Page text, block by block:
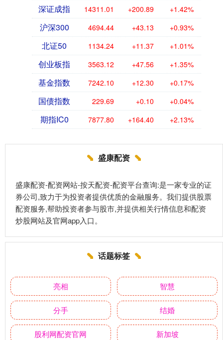
深证成指 14311.01 +200.89 +1.42%
沪深300 4694.44 +43.13 +0.93%
北证50 1134.24 +11.37 +1.01%
创业板指 3563.12 +47.56 +1.35%
基金指数 7242.10 +12.30 +0.17%
国债指数 229.69 +0.10 +0.04%
期指IC0 7877.80 +164.40 +2.13%
盛康配资
盛康配资-配资网站-按天配资-配资平台查询:是一家专业的证
券公司,致力于为投资者提供优质的金融服务。我们提供股票
配资服务,帮助投资者参与股市,并提供相关行情信息和配资
炒股网站及官网app入口。
话题标签
亮相 智慧
分手 结婚
股利网配资官网 新加坡